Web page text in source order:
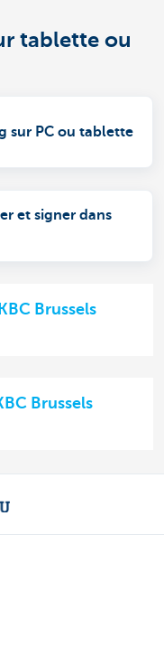
tablette ou
sur PC ou tablette
et signer dans
Brussels
Brussels